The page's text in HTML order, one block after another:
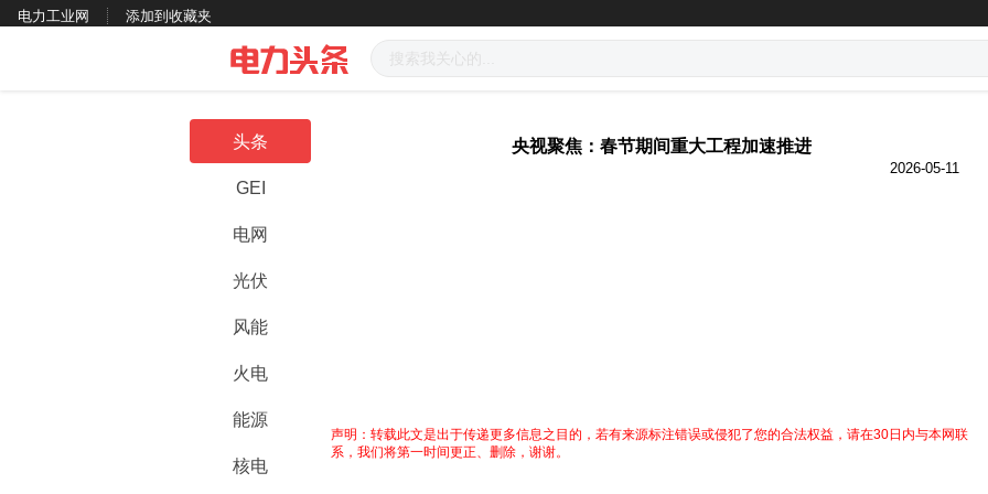
电力工业网 添加到收藏夹
头条
GEI
电网
光伏
风能
火电
能源
核电
央视聚焦：春节期间重大工程加速推进
2026-05-11
声明：转载此文是出于传递更多信息之目的，若有来源标注错误或侵犯了您的合法权益，请在30日内与本网联
系，我们将第一时间更正、删除，谢谢。